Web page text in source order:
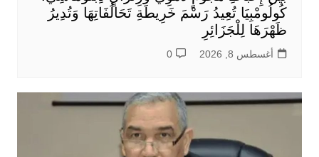
كُولُومْبِيَا تُعِيدُ رَسْمَ خَرِيطَةِ تَحَالُفَاتِهَا وَتُدِيرُ
ظَهْرَهَا لِلْجَزَائِرِ
أغسطس 8, 2026 0